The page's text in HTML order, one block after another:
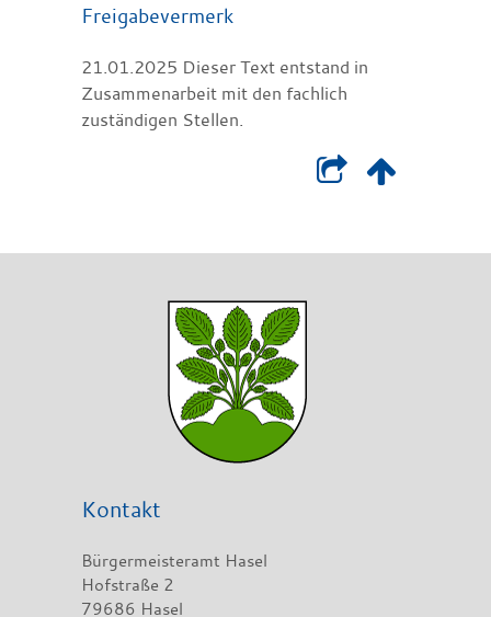
Freigabevermerk
21.01.2025 Dieser Text entstand in
Zusammenarbeit mit den fachlich
zuständigen Stellen.
Kontakt
Bürgermeisteramt Hasel
Hofstraße 2
79686 Hasel